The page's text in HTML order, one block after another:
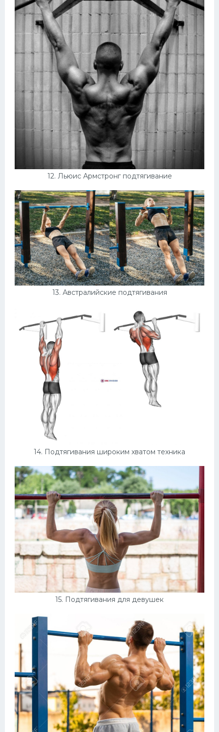
12. Льюис Армстронг подтягивание
13. Австралийские подтягивания
14. Подтягивания широким хватом техника
15. Подтягивания для девушек